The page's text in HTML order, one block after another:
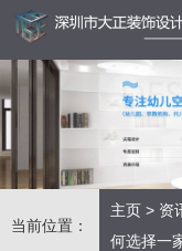
当前位置：
主页 > 资
何选择一